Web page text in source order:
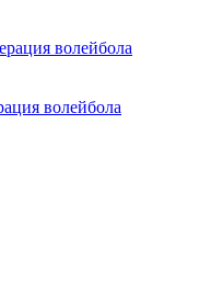
волейбола
волейбола